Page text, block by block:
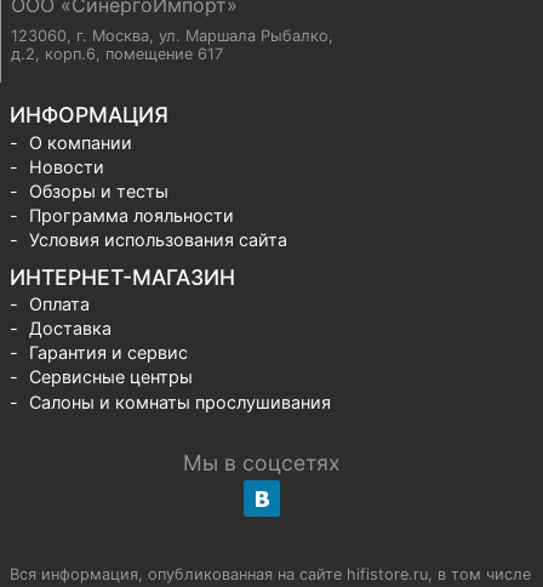
ООО «СинергоИмпорт»
123060, г. Москва, ул. Маршала Рыбалко,
д.2, корп.6, помещение 617
ИНФОРМАЦИЯ
О компании
Новости
Обзоры и тесты
Программа лояльности
Условия использования сайта
ИНТЕРНЕТ-МАГАЗИН
Оплата
Доставка
Гарантия и сервис
Сервисные центры
Салоны и комнаты прослушивания
Мы в соцсетях
Вся информация, опубликованная на сайте hifistore.ru, в том числе